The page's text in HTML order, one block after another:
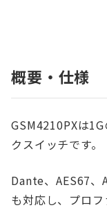
概要・仕様
GSM4210PXは
クスイッチです。
Dante、AES67、
も対応し、プロ